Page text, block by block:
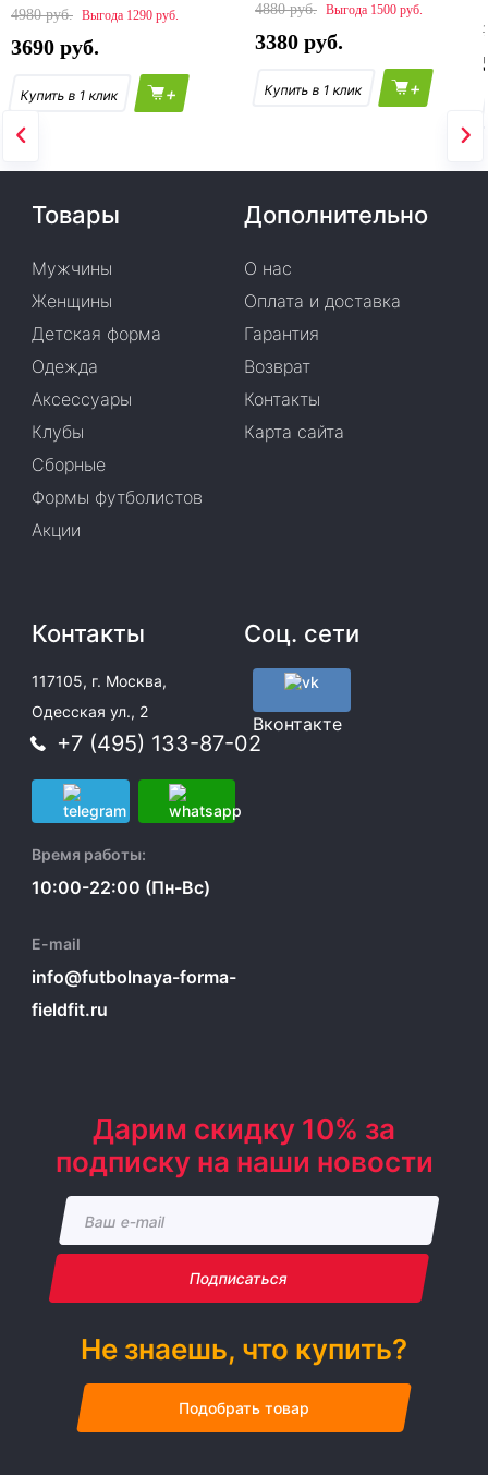
4980
1290
3690
+
4880
1500
3380
+
Товары
Мужчины
Женщины
Детская форма
Одежда
Аксессуары
Клубы
Сборные
Формы футболистов
Акции
Дополнительно
О нас
Оплата и доставка
Гарантия
Возврат
Контакты
Карта сайта
Контакты
117105, г. Москва,
Одесская ул., 2
+7 (495) 133-87-02
Время работы:
10:00-22:00 (Пн-Вс)
E-mail
info@futbolnaya-forma-
fieldfit.ru
Соц. сети
Вконтакте
Дарим скидку 10% за
подписку на наши новости
Подписаться
Не знаешь, что купить?
Подобрать товар